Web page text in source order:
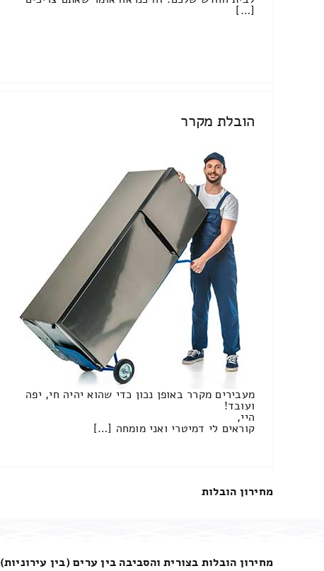
[…]
הובלת מקרר
מעבירים מקרר באופן נכון כדי שהוא יהיה חי, יפה
ועובד!
היי,
קוראים לי דמיטרי ואני מומחה […]
מחירון הובלות
מחירון הובלות בצורית והסביבה בין ערים (בין עירוניות)